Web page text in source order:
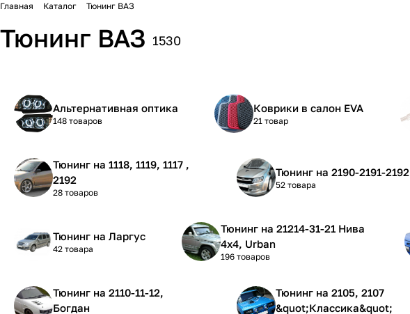
Главная Каталог Тюнинг ВАЗ
Тюнинг ВАЗ 1530
Альтернативная оптика
148 товаров
Коврики в салон EVA
21 товар
Тюнинг на 1118, 1119, 1117 ,
2192
28 товаров
Тюнинг на 2190-2191-2192
52 товара
Тюнинг на Ларгус
42 товара
Тюнинг на 21214-31-21 Нива
4х4, Urban
196 товаров
Тюнинг на 2110-11-12,
Богдан
Тюнинг на 2105, 2107
&quot;Классика&quot;